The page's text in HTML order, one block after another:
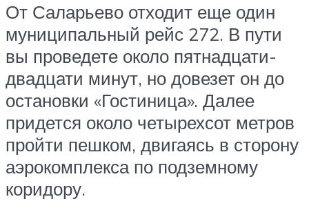
От Саларьево отходит еще один
муниципальный рейс 272. В пути
вы проведете около пятнадцати-
двадцати минут, но довезет он до
остановки «Гостиница». Далее
придется около четырехсот метров
пройти пешком, двигаясь в сторону
аэрокомплекса по подземному
коридору.